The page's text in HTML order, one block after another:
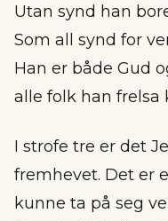
Utan synd han
Som all synd for
Han er både Gud
alle folk han frelsa
I strofe tre er det
fremhevet. Det er
kunne ta på seg